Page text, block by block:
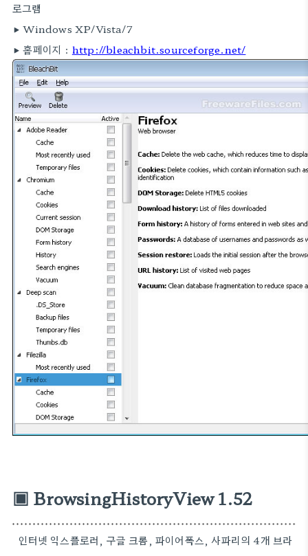
로그램
▶ Windows XP/Vista/7
▶ 홈페이지 : http://bleachbit.sourceforge.net/
▣ BrowsingHistoryView 1.52
인터넷 익스플로러, 구글 크롬, 파이어폭스, 사파리의 4개 브라